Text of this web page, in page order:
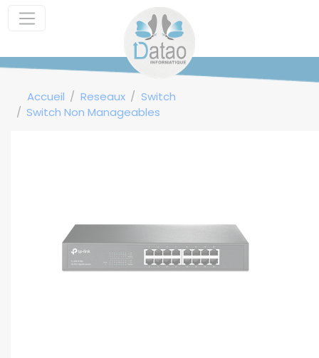
Accueil Reseaux
Switch
Switch Non Manageables
Panneau de gestion des cookies